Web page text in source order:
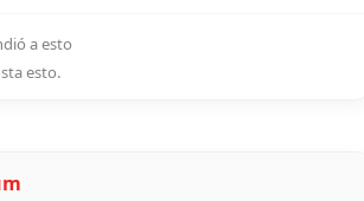
a esto
esto.